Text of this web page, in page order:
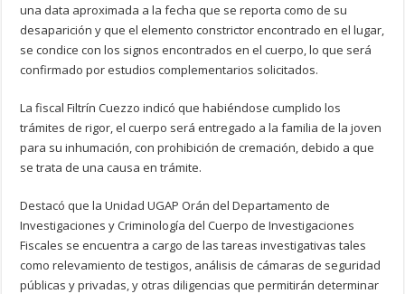
una data aproximada a la fecha que se reporta como de su
desaparición y que el elemento constrictor encontrado en el lugar,
se condice con los signos encontrados en el cuerpo, lo que será
confirmado por estudios complementarios solicitados.
La fiscal Filtrín Cuezzo indicó que habiéndose cumplido los
trámites de rigor, el cuerpo será entregado a la familia de la joven
para su inhumación, con prohibición de cremación, debido a que
se trata de una causa en trámite.
Destacó que la Unidad UGAP Orán del Departamento de
Investigaciones y Criminología del Cuerpo de Investigaciones
Fiscales se encuentra a cargo de las tareas investigativas tales
como relevamiento de testigos, análisis de cámaras de seguridad
públicas y privadas, y otras diligencias que permitirán determinar